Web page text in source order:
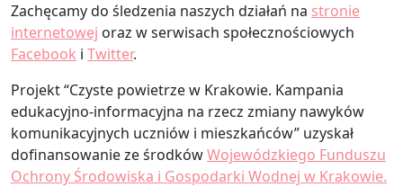
Zachęcamy do śledzenia naszych działań na stronie
internetowej oraz w serwisach społecznościowych
Facebook i Twitter.
Projekt “Czyste powietrze w Krakowie. Kampania
edukacyjno-informacyjna na rzecz zmiany nawyków
komunikacyjnych uczniów i mieszkańców” uzyskał
dofinansowanie ze środkówWojewódzkiego Funduszu
Ochrony Środowiska i Gospodarki Wodnej w Krakowie.